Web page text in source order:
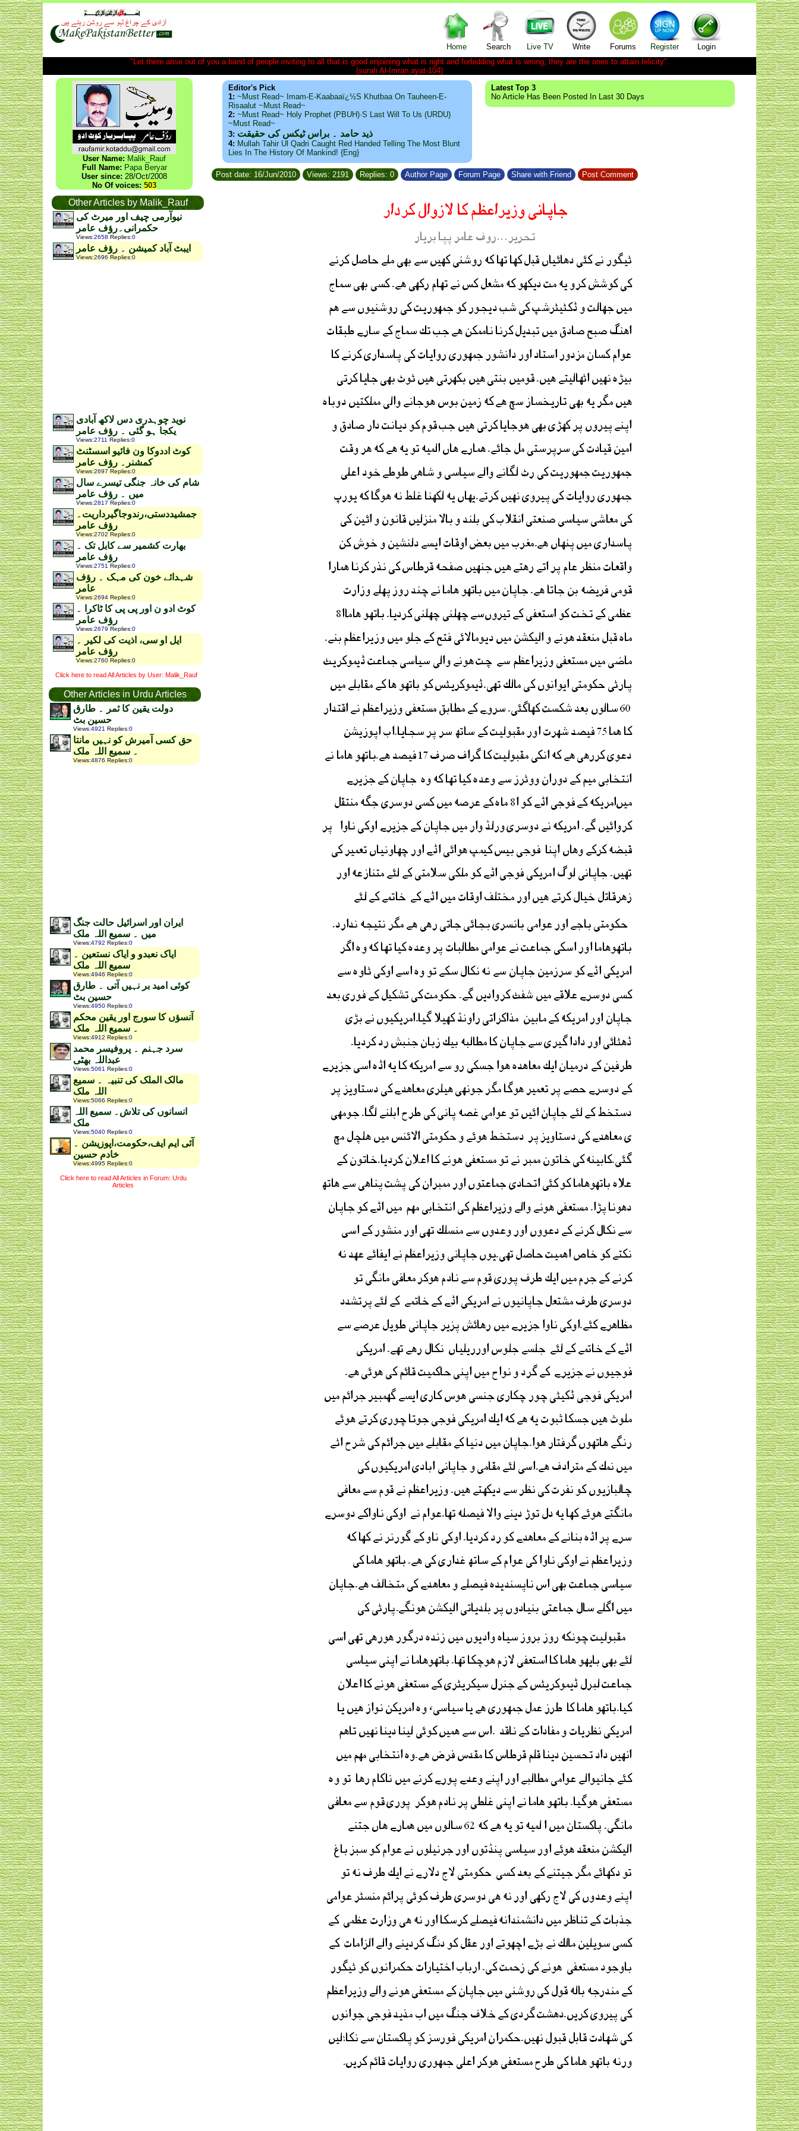
Home Search Live TV Write Forums Register
Login
"Let there arise out of you a band of people inviting to all that is good enjoining what is right and forbidding what is wrong; they are the ones to attain felicity".
(surah Al-Imran,ayat-104)
User Name: Malik_Rauf
Full Name: Papa Beryar
User since: 28/Oct/2008
No Of voices: 503
Other Articles by Malik_Rauf
نیوآرمی چیف اور میرٹ کی
حکمرانی۔رؤف عامر
Views:2658 Replies:0
ایبٹ آباد کمیشن ۔ رؤف عامر
Views:2696 Replies:0
نوید چوہدری دس لاکھ آبادی
یکجا ہو گئی ۔ رؤف عامر
Views:2711 Replies:0
کوٹ اددوکا ون فائیو اسسٹنٹ
کمشنر۔ رؤف عامر
Views:2697 Replies:0
شام کی خانہ جنگی تیسرے سال
میں ۔ رؤف عامر
Views:2817 Replies:0
جمشیددستی،رندوجاگیرداریت۔
رؤف عامر
Views:2702 Replies:0
بھارت کشمیر سے کابل تک ۔
رؤف عامر
Views:2751 Replies:0
شہدائے خون کی مہک ۔ رؤف
عامر
Views:2694 Replies:0
کوٹ ادو ن اور پی پی کا ٹاکرا ۔
رؤف عامر
Views:2679 Replies:0
ایل او سی، اذیت کی لکیر ۔
رؤف عامر
Views:2760 Replies:0
Click here to read All Articles by User: Malik_Rauf
Other Articles in Urdu Articles
دولت یقین کا ثمر ۔ طارق
حسین بٹ
Views:4921 Replies:0
حق کسی آمیرش کو نہیں مانتا
۔ سمیع اللہ ملک
Views:4876 Replies:0
ایران اور اسرائیل حالت جنگ
میں ۔ سمیع اللہ ملک
Views:4792 Replies:0
ایاک نعبدو و ایاک نستعین ۔
سمیع اللہ ملک
Views:4946 Replies:0
کوئی امید بر نہیں آتی ۔ طارق
حسین بٹ
Views:4950 Replies:0
آنسؤں کا سورج اور یقین محکم
۔ سمیع اللہ ملک
Views:4912 Replies:0
سرد جہنم ۔ پروفیسر محمد
عبداللہ بھٹی
Views:5061 Replies:0
مالک الملک کی تنبیہ ۔ سمیع
اللہ ملک
Views:5066 Replies:0
انسانوں کی تلاش۔ سمیع اللہ
ملک
Views:5040 Replies:0
آئی ایم ایف،حکومت،اپوزیشن ۔
خادم حسین
Views:4995 Replies:0
Click here to read All Articles in Forum: Urdu
Articles
Editor's Pick
1: ~Must Read~ Imam-E-Kaabaaï¿½s Khutbaa On Tauheen-E-
Risaalut ~Must Read~
2: ~Must Read~ Holy Prophet (PBUH)·s Last Will To Us (URDU)
~Must Read~
3: ذید حامد ۔ براس ٹیکس کی حقیقت
4: Mullah Tahir Ul Qadri Caught Red Handed Telling The Most Blunt
Lies In The History Of Mankind! {Eng}
Latest Top 3
No Article Has Been Posted In Last 30 Days
Post date: 16/Jun/2010 Views: 2191 Replies: 0 Author Page Forum Page Share with Friend Post Comment